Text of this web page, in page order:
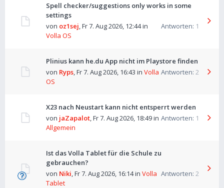
Spell checker/suggestions only works in some
settings
Antworten: 1
von oz1sej,Fr 7. Aug 2026, 12:44in
Volla OS
Plinius kann he.du App nicht im Playstore finden
Antworten: 2
von Ryps,Fr 7. Aug 2026, 16:43 in Volla
OS
X23 nach Neustart kann nicht entsperrt werden
Antworten: 1
von jaZapalot,Fr 7. Aug 2026, 18:49in
Allgemein
Ist das Volla Tablet für die Schule zu
gebrauchen?
Antworten: 2
von Niki,Fr 7. Aug 2026, 16:14in Volla
Tablet